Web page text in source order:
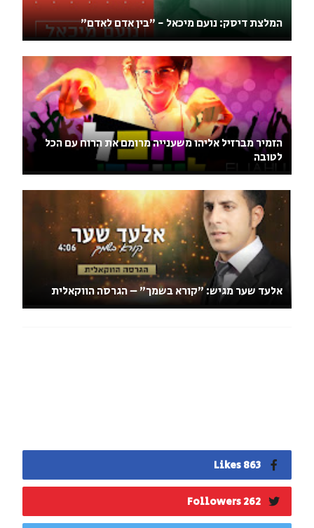
המלצת דיסק: נועם מיכאל - "בין אדם לאדם"
הזמיר מברזיל אליהו משענייה מרומם את הרוח עם הכל
לטובה
אלעד שער מגיש: "קורא בשמך" – הגרסה הווקאלית
863 Likes
262 Followers